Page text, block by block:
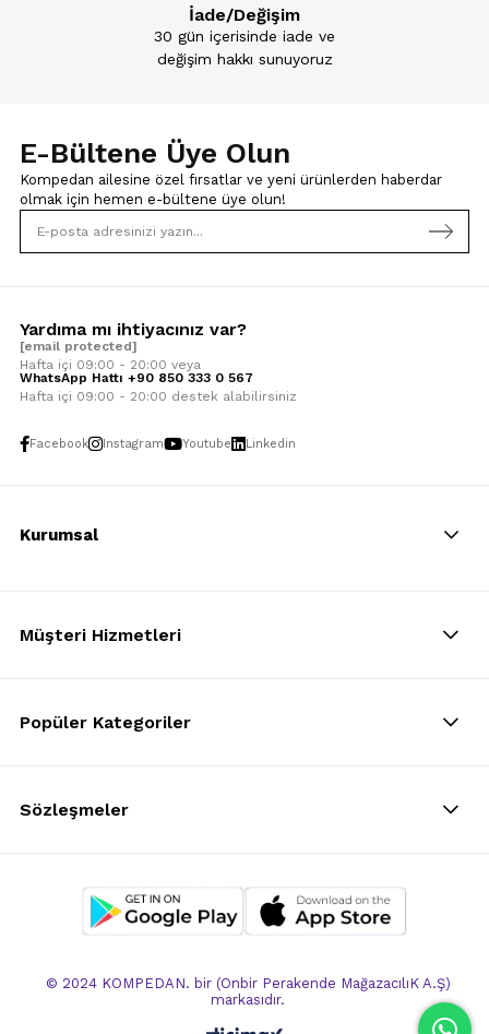
İade/Değişim
30 gün içerisinde iade ve
değişim hakkı sunuyoruz
E-Bültene Üye Olun
Kompedan ailesine özel fırsatlar ve yeni ürünlerden haberdar
olmak için hemen e-bültene üye olun!
Yardıma mı ihtiyacınız var?
[email protected]
Hafta içi 09:00 - 20:00 veya
WhatsApp Hattı +90 850 333 0 567
Hafta içi 09:00 - 20:00 destek alabilirsiniz
Facebook Instagram Youtube Linkedin
Kurumsal
Müşteri Hizmetleri
Popüler Kategoriler
Sözleşmeler
© 2024 KOMPEDAN. bir (Onbir Perakende MağazacılıK A.Ş)
markasıdır.